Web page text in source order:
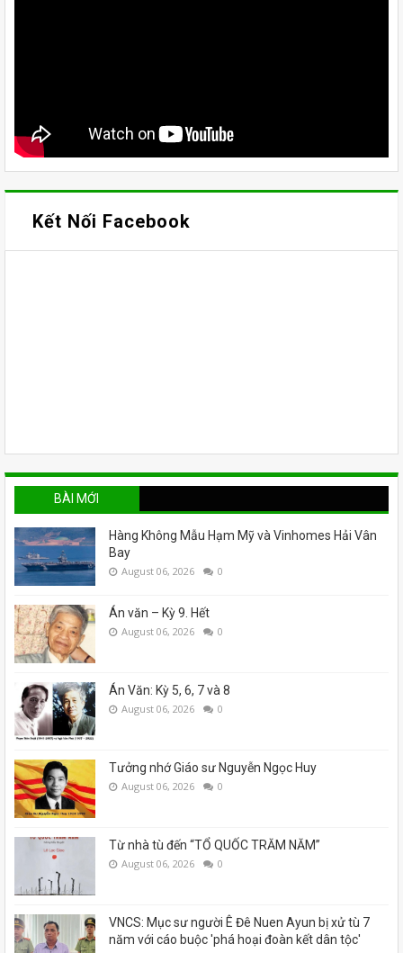
Kết Nối Facebook
BÀI MỚI
Hàng Không Mẫu Hạm Mỹ và Vinhomes Hải Vân
Bay
August 06, 2026 0
Án văn – Kỳ 9. Hết
August 06, 2026 0
Án Văn: Kỳ 5, 6, 7 và 8
August 06, 2026 0
Tưởng nhớ Giáo sư Nguyễn Ngọc Huy
August 06, 2026 0
Từ nhà tù đến “TỔ QUỐC TRĂM NĂM”
August 06, 2026 0
VNCS: Mục sư người Ê Đê Nuen Ayun bị xử tù 7
năm với cáo buộc 'phá hoại đoàn kết dân tộc'